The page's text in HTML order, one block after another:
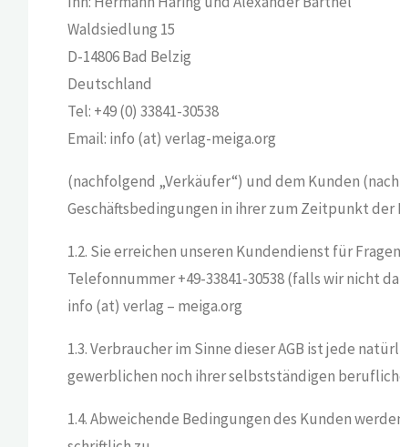
Waldsiedlung 15
D-14806 Bad Belzig
Deutschland
Tel: +49 (0) 33841-30538
Email: info (at) verlag-meiga.org
(nachfolgend „Verkäufer“) und dem Kunden
Geschäftsbedingungen in ihrer zum Zeitpunkt
1.2. Sie erreichen unseren Kundendienst für
Telefonnummer +49-33841-30538 (falls wir nicht
info (at) verlag – meiga.org
1.3. Verbraucher im Sinne dieser AGB ist jede
gewerblichen noch ihrer selbstständigen
1.4. Abweichende Bedingungen des Kunden